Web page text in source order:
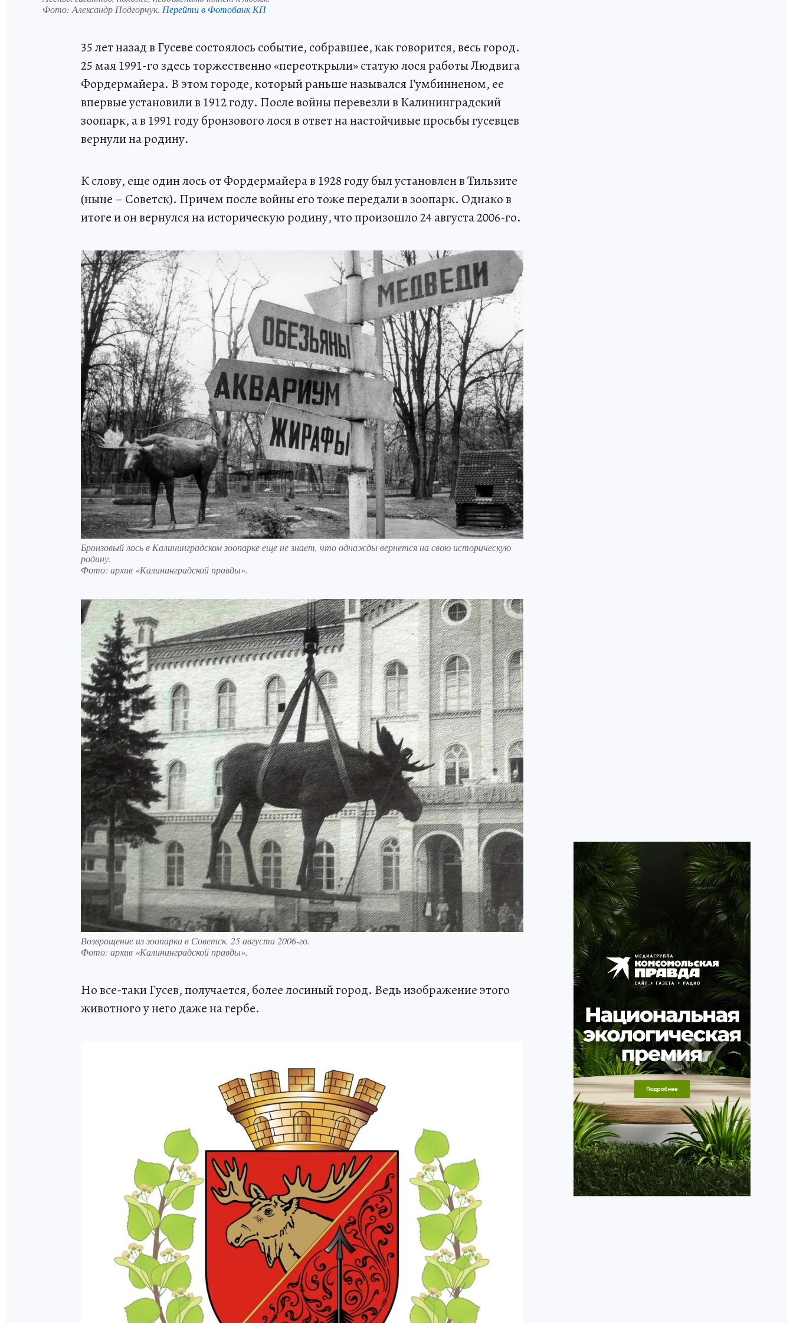
Фото: Александр Подгорчук. Перейти в Фотобанк КП
35 лет назад в Гусеве состоялось событие, собравшее, как говорится, весь город.
25 мая 1991-го здесь торжественно «переоткрыли» статую лося работы Людвига
Фордермайера. В этом городе, который раньше назывался Гумбинненом, ее
впервые установили в 1912 году. После войны перевезли в Калининградский
зоопарк, а в 1991 году бронзового лося в ответ на настойчивые просьбы гусевцев
вернули на родину.
К слову, еще один лось от Фордермайера в 1928 году был установлен в Тильзите
(ныне – Советск). Причем после войны его тоже передали в зоопарк. Однако в
итоге и он вернулся на историческую родину, что произошло 24 августа 2006-го.
Бронзовый лось в Калининградском зоопарке еще не знает, что однажды вернется на свою историческую
родину.
Фото: архив «Калининградской правды».
Возвращение из зоопарка в Советск. 25 августа 2006-го.
Фото: архив «Калининградской правды».
Но все-таки Гусев, получается, более лосиный город. Ведь изображение этого
животного у него даже на гербе.